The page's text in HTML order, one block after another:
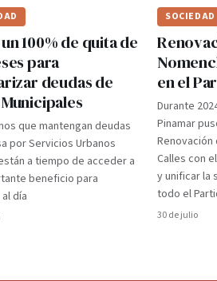
100% de quita de
para
deudas de
que mantengan deudas
por Servicios Urbanos
a tiempo de acceder a
beneficio para
día
SOCIEDAD
en el
Durante
Pinamar
Calles con
y unificar la
todo el
30 de julio